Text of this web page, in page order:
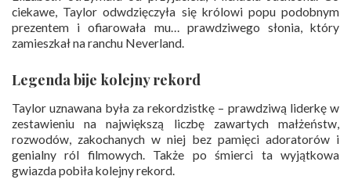
ciekawe, Taylor odwdzięczyła się królowi popu podobnym
prezentem i ofiarowała mu… prawdziwego słonia, który
zamieszkał na ranchu Neverland.
Legenda bije kolejny rekord
Taylor uznawana była za rekordzistkę – prawdziwą liderkę w
zestawieniu na największą liczbę zawartych małżeństw,
rozwodów, zakochanych w niej bez pamięci adoratorów i
genialny ról filmowych. Także po śmierci ta wyjątkowa
gwiazda pobiła kolejny rekord.